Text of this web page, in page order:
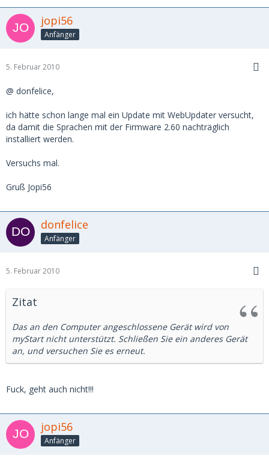
jopi56
Anfänger
5. Februar 2010
@ donfelice,
ich hätte schon lange mal ein Update mit WebUpdater versucht,
da damit die Sprachen mit der Firmware 2.60 nachträglich
installiert werden.
Versuchs mal.
Gruß Jopi56
donfelice
Anfänger
5. Februar 2010
Zitat
Das an den Computer angeschlossene Gerät wird von
myStart nicht unterstützt. Schließen Sie ein anderes Gerät
an, und versuchen Sie es erneut.
Fuck, geht auch nicht!!!
jopi56
Anfänger